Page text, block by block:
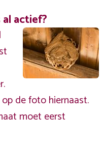
actief?
de foto hiernaast.
moet eerst